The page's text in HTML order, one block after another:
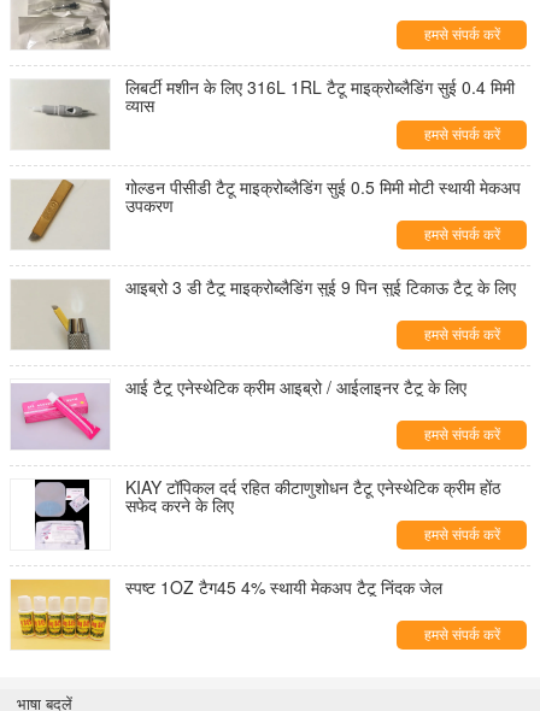
हमसे संपर्क करें
लिबर्टी मशीन के लिए 316L 1RL टैटू माइक्रोब्लैडिंग सुई 0.4 मिमी
व्यास
हमसे संपर्क करें
गोल्डन पीसीडी टैटू माइक्रोब्लैडिंग सुई 0.5 मिमी मोटी स्थायी मेकअप
उपकरण
हमसे संपर्क करें
आइब्रो 3 डी टैटू माइक्रोब्लैडिंग सुई 9 पिन सुई टिकाऊ टैटू के लिए
हमसे संपर्क करें
आई टैटू एनेस्थेटिक क्रीम आइब्रो / आईलाइनर टैटू के लिए
हमसे संपर्क करें
KIAY टॉपिकल दर्द रहित कीटाणुशोधन टैटू एनेस्थेटिक क्रीम होंठ
सफेद करने के लिए
हमसे संपर्क करें
स्पष्ट 1OZ टैग45 4% स्थायी मेकअप टैटू निंदक जेल
हमसे संपर्क करें
भाषा बदलें